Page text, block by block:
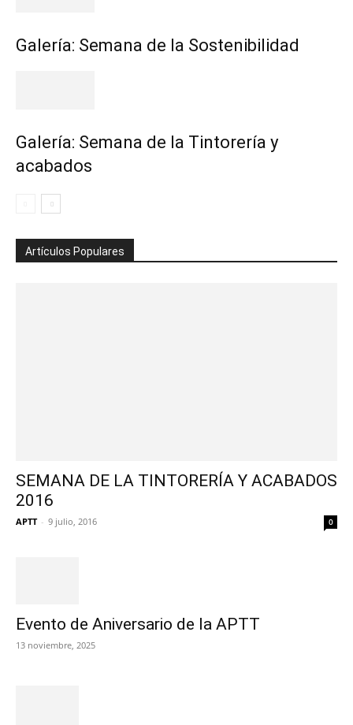
Galería: Semana de la Sostenibilidad
Galería: Semana de la Tintorería y
acabados
Artículos Populares
SEMANA DE LA TINTORERÍA Y ACABADOS
2016
APTT - 9 julio, 2016 0
Evento de Aniversario de la APTT
13 noviembre, 2025